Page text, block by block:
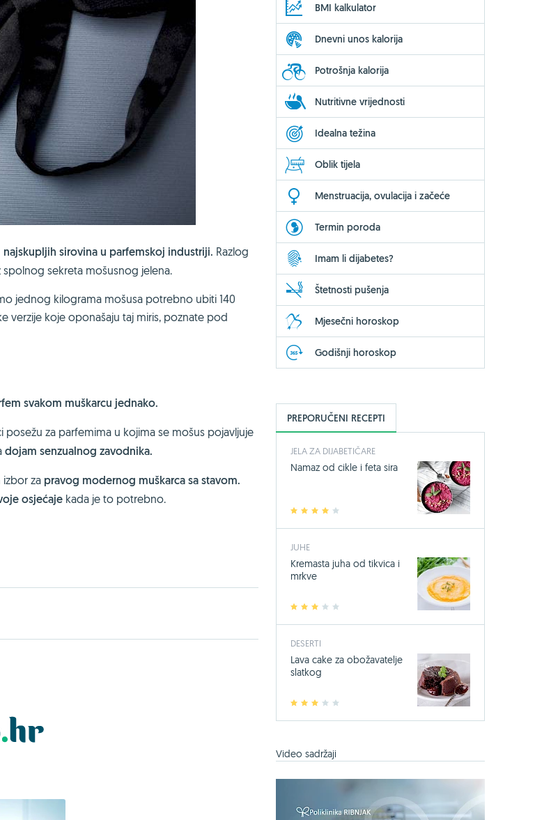
sirovina u parfemskoj industriji. Razlog
sekreta mošusnog jelena.
jednog kilograma mošusa potrebno ubiti 140
verzije koje oponašaju taj miris, poznate pod
svakom muškarcu jednako.
posežu za parfemima u kojima se mošus pojavljuje
dojam senzualnog zavodnika.
za pravog modernog muškarca sa stavom.
osjećaje kada je to potrebno.
BMI kalkulator
Dnevni unos kalorija
Potrošnja kalorija
Nutritivne vrijednosti
Idealna težina
Oblik tijela
Menstruacija, ovulacija i začeće
Termin poroda
Imam li dijabetes?
Štetnosti pušenja
Mjesečni horoskop
Godišnji horoskop
PREPORUČENI RECEPTI
JELA ZA DIJABETIČARE
2 3 4
Namaz od cikle i feta sira
JUHE
2 3 4
Kremasta juha od tikvica i
mrkve
DESERTI
2 3 4
Lava cake za obožavatelje
slatkog
Video sadržaji